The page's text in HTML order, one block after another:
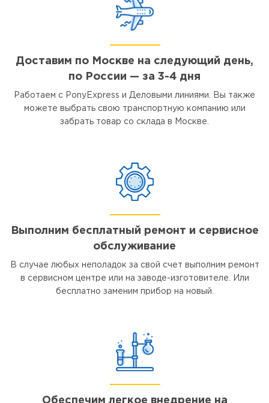
Доставим по Москве на следующий день,
по России — за 3-4 дня
Работаем с PonyExpress и Деловыми линиями. Вы также
можете выбрать свою транспортную компанию или
забрать товар со склада в Москве.
Выполним бесплатный ремонт и сервисное
обслуживание
В случае любых неполадок за свой счет выполним ремонт
в сервисном центре или на заводе-изготовителе. Или
бесплатно заменим прибор на новый.
Обеспечим легкое внедрение на